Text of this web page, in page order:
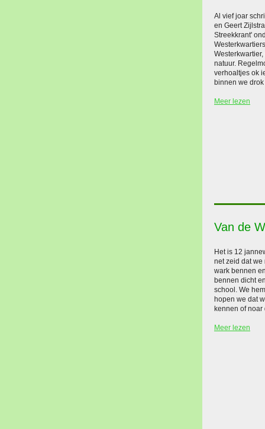
Al vief joar
en Geert
Streekkrant'
natuur.
verhoaltjes ok
binnen we
Meer lezen
Van de
Het is 12
net zeid dat
wark bennen
bennen dicht
school. We
hopen we dat
kennen of
Meer lezen